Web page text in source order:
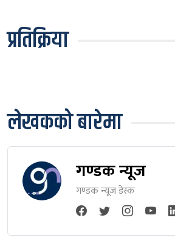
प्रतिक्रिया
लेखकको बारेमा
गण्डक न्यूज
गण्डक न्यूज डेस्क